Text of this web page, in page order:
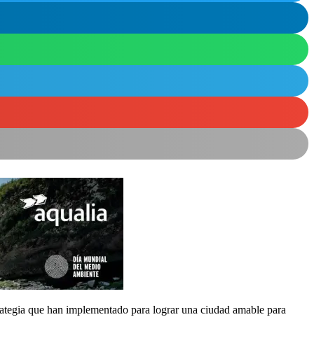
que han implementado para lograr una ciudad amable para